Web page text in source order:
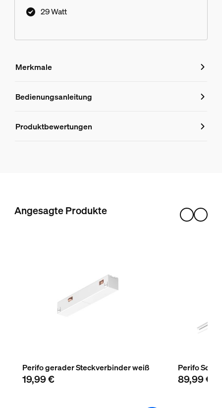
29 Watt
Merkmale
Merkmale
8719514407541
Material
Metall, Synthetik
Zusatzfunktion/Zubehör im
Farbtemperatur
Bedienungsanleitung
Produktbewertungen
Angesagte Produkte
Perifo gerader Steckverbinder weiß
19,99 €
Perifo
89,99 €